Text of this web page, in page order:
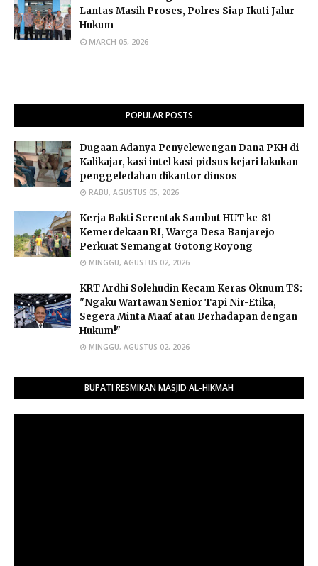
Lantas Masih Proses, Polres Siap Ikuti Jalur
Hukum
MARCH 05, 2026
POPULAR POSTS
Dugaan Adanya Penyelewengan Dana PKH di
Kalikajar, kasi intel kasi pidsus kejari lakukan
penggeledahan dikantor dinsos
RABU, AGUSTUS 05, 2026
Kerja Bakti Serentak Sambut HUT ke-81
Kemerdekaan RI, Warga Desa Banjarejo
Perkuat Semangat Gotong Royong
MINGGU, AGUSTUS 02, 2026
​KRT Ardhi Solehudin Kecam Keras Oknum TS:
"Ngaku Wartawan Senior Tapi Nir-Etika,
Segera Minta Maaf atau Berhadapan dengan
Hukum!"
MINGGU, AGUSTUS 02, 2026
BUPATI RESMIKAN MASJID AL-HIKMAH